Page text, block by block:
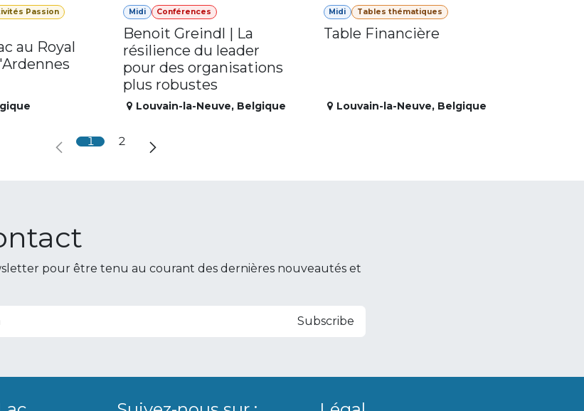
Passion
au Royal
Midi Conférences
Benoit Greindl | La
résilience du leader
pour des organisations
plus robustes
Louvain-la-Neuve, Belgique
Midi Tables thématiques
Table Financière
Louvain-la-Neuve, Belgique
1 2
pour être tenu au courant des dernières nouveautés et
Subscribe